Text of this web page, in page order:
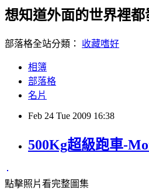
想知道外面的世界裡
部落格全站分類： 收藏嗜好
相簿
部落格
名片
Feb 24 Tue 2009 16:38
500Kg超級跑車-
點擊照片看完整圖集